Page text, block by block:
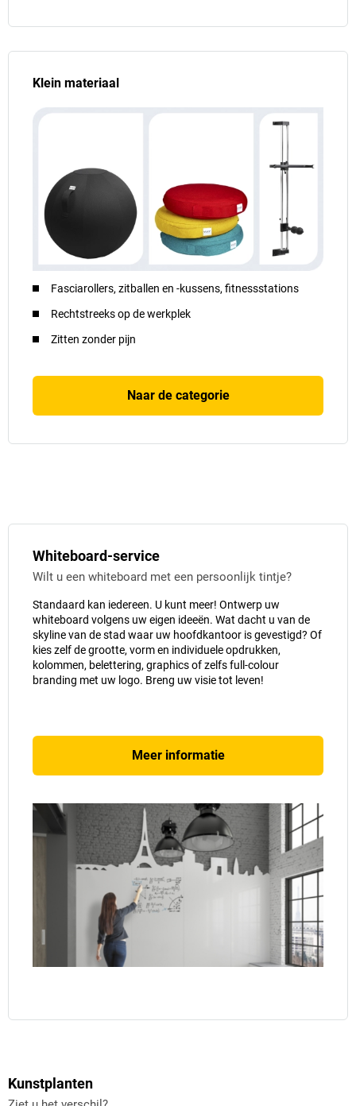
Klein materiaal
Fasciarollers, zitballen en -kussens, fitnessstations
Rechtstreeks op de werkplek
Zitten zonder pijn
Naar de categorie
Whiteboard-service
Wilt u een whiteboard met een persoonlijk tintje?
Standaard kan iedereen. U kunt meer! Ontwerp uw
whiteboard volgens uw eigen ideeën. Wat dacht u van de
skyline van de stad waar uw hoofdkantoor is gevestigd? Of
kies zelf de grootte, vorm en individuele opdrukken,
kolommen, belettering, graphics of zelfs full-colour
branding met uw logo. Breng uw visie tot leven!
Meer informatie
Kunstplanten